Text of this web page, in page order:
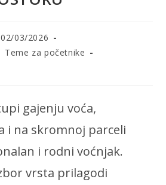
02/03/2026
Teme za početnike
gajenju voća,
i na skromnoj parceli
i rodni voćnjak.
vrsta prilagodi